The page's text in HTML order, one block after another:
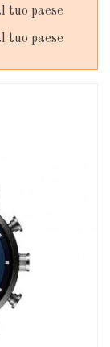
tuo paese
tuo paese